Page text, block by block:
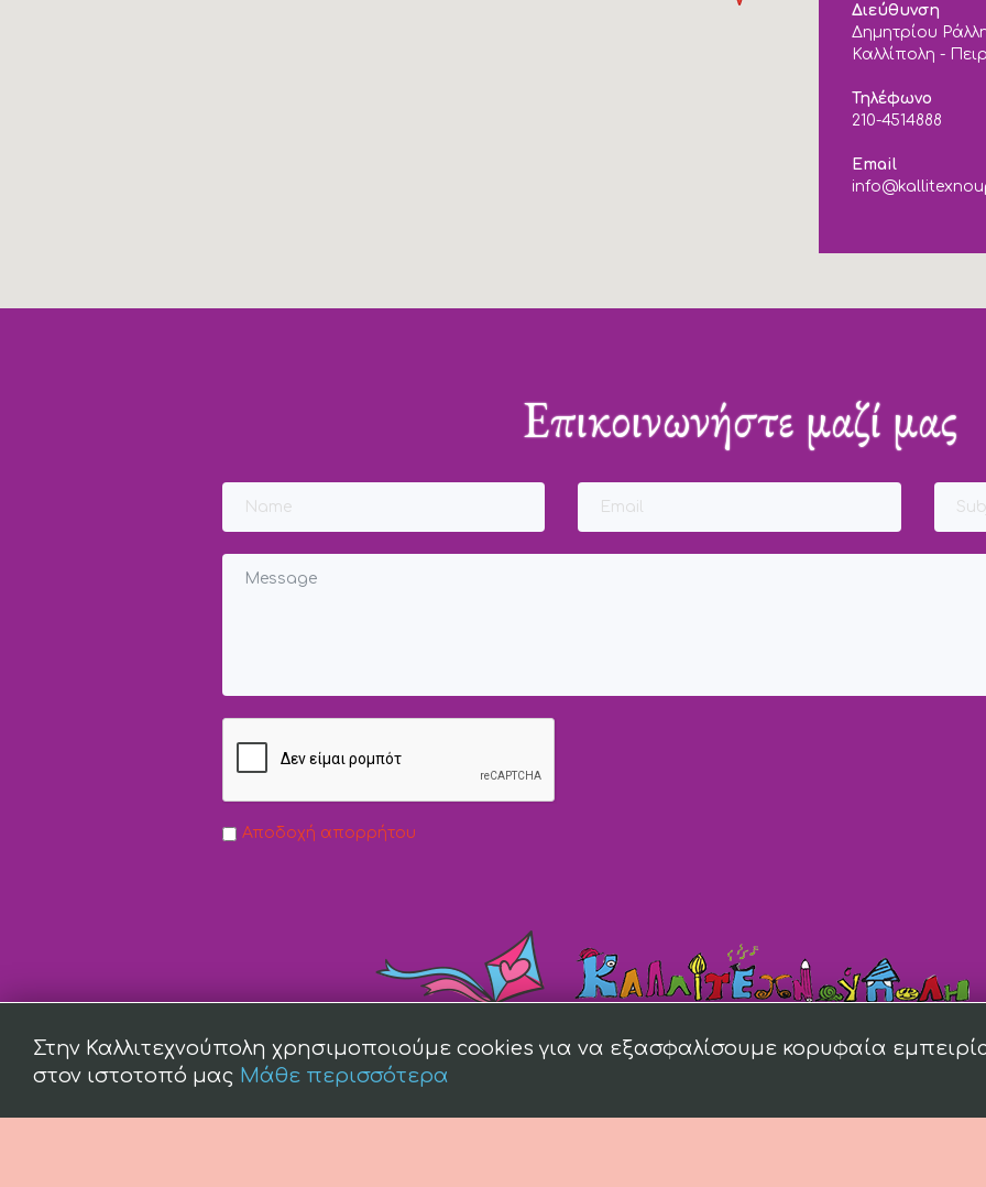
Διεύθυνση
Δημητρίου
Καλλίπολη -
Τηλέφωνο
210-4514888
Email
Επικοινωνήστε μαζί μας
Αποδοχή απορρήτου
Στην Καλλιτεχνούπολη χρησιμοποιούμε cookies για να εξασφαλίσουμε κορυφαία
στον ιστοτοπό μας Μάθε περισσότερα